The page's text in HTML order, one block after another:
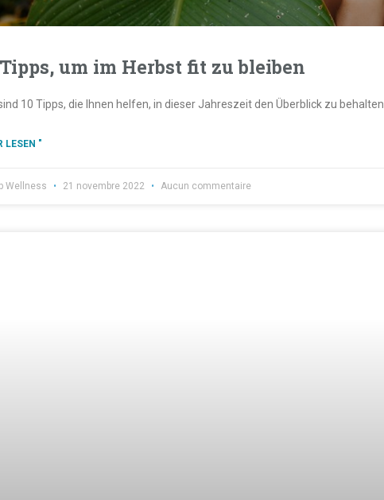
um im Herbst fit zu bleiben
10 Tipps, die Ihnen helfen, in dieser Jahreszeit den Überblick zu behalten.
LESEN "
Wellness 21 novembre 2022 Aucun commentaire